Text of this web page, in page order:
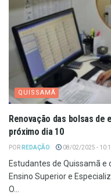
QUISSAMÃ
Renovação das bolsas
próximo dia 10
POR REDAÇÃO 08/02/2025 -
Estudantes de Quissamã
Ensino Superior e
O...